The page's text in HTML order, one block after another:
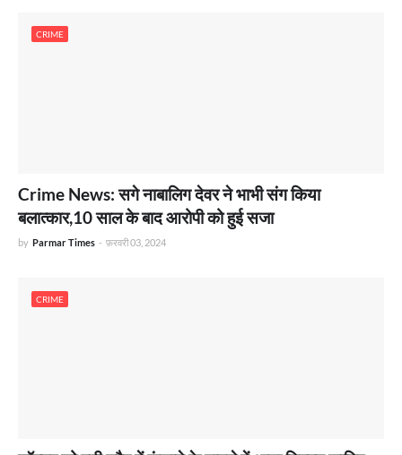
CRIME
Crime News: सगे नाबालिग देवर ने भाभी संग किया
बलात्कार,10 साल के बाद आरोपी को हुई सजा
by Parmar Times - फ़रवरी 03, 2024
CRIME